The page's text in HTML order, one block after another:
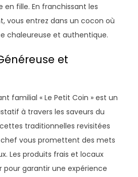
en fille. En franchissant les
vous entrez dans un cocon où
chaleureuse et authentique.
et
familial « Le Petit Coin » est un
à travers les saveurs du
traditionnelles revisitées
vous promettent des mets
Les produits frais et locaux
pour garantir une expérience